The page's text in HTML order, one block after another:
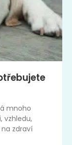
mnoho
vzhledu,
zdraví